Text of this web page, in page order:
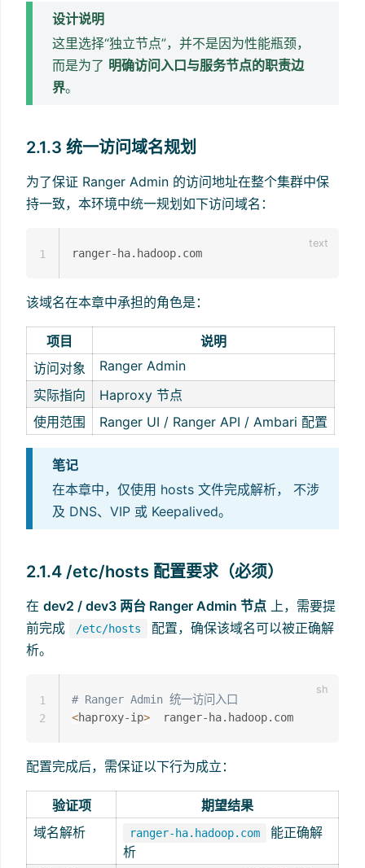
设计说明
这里选择“独立节点”，并不是因为性能瓶颈，
而是为了 明确访问入口与服务节点的职责边
界。
2.1.3 统一访问域名规划
为了保证 Ranger Admin 的访问地址在整个集群中保
持一致，本环境中统一规划如下访问域名：
1
该域名在本章中承担的角色是：
项目
说明
访问对象
Ranger Admin
实际指向
Haproxy 节点
使用范围
Ranger UI / Ranger API / Ambari 配置
笔记
在本章中，仅使用 hosts 文件完成解析， 不涉
及 DNS、VIP 或 Keepalived。
2.1.4 /etc/hosts 配置要求（必须）
在 dev2 / dev3 两台 Ranger Admin 节点 上，需要提
前完成
/etc/hosts
配置，确保该域名可以被正确解
析。
# Ranger Admin 统一访问入口
<haproxy-ip>
1
2
配置完成后，需保证以下行为成立：
验证项
期望结果
域名解析
ranger-ha.hadoop.com
能正确解
析